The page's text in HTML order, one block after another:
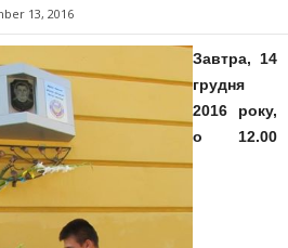
13, 2016
Завтра, 14
грудня
2016 року,
о 12.00